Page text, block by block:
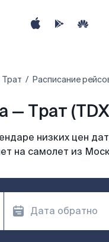
Трат Расписание
— Трат
низких цен
на самолет из